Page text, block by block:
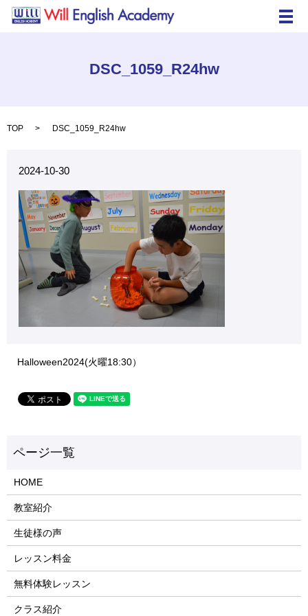
メ
DSC_1059_R24hw
TOP DSC_1059_R24hw
2024-10-30
Halloween2024(火曜18:30）
HOME
教室紹介
生徒様の声
レッスン料金
無料体験レッスン
クラス紹介